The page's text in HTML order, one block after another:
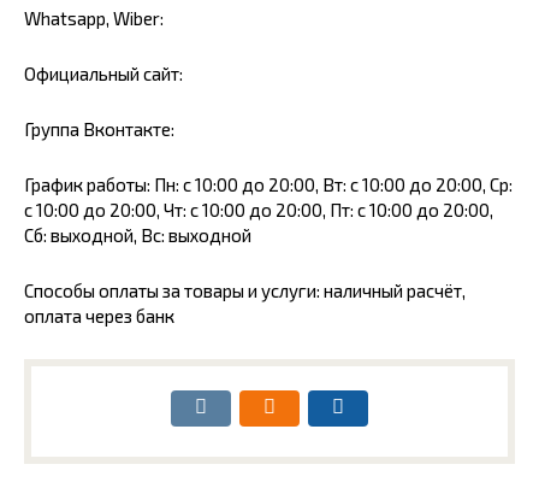
Whatsapp, Wiber:
Официальный сайт:
Группа Вконтакте:
График работы: Пн: с 10:00 до 20:00, Вт: с 10:00 до 20:00, Ср:
с 10:00 до 20:00, Чт: с 10:00 до 20:00, Пт: с 10:00 до 20:00,
Сб: выходной, Вс: выходной
Способы оплаты за товары и услуги: наличный расчёт,
оплата через банк